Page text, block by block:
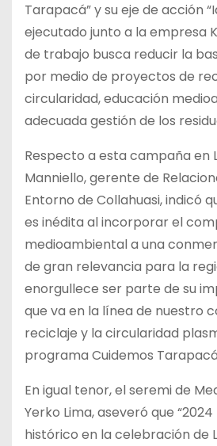
Tarapacá” y su eje de acción
ejecutado junto a la empresa
de trabajo busca reducir la
por medio de proyectos de
circularidad, educación
adecuada gestión de los
Respecto a esta campaña en
Manniello, gerente de
Entorno de Collahuasi, indicó
es inédita al incorporar el
medioambiental a una
de gran relevancia para la
enorgullece ser parte de su
que va en la línea de nuestro
reciclaje y la circularidad
programa Cuidemos
En igual tenor, el seremi de
Yerko Lima, aseveró que
histórico en la celebración de